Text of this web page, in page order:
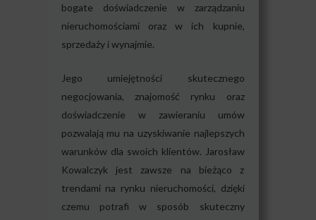
bogate doświadczenie w zarządzaniu
nieruchomościami oraz w ich kupnie,
sprzedaży i wynajmie.
Jego umiejętności skutecznego
negocjowania, znajomość rynku oraz
doświadczenie w zawieraniu umów
pozwalają mu na uzyskiwanie najlepszych
warunków dla swoich klientów. Jarosław
Kowalczyk jest zawsze na bieżąco z
trendami na rynku nieruchomości, dzięki
czemu potrafi w sposób skuteczny